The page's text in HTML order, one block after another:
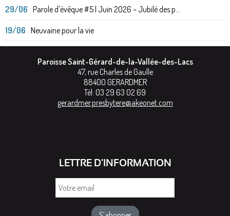
29/06 Parole d'évêque #5 | Juin 2026 – Jubilé des p...
19/06 Neuvaine pour la vie
Paroisse Saint-Gérard-de-la-Vallée-des-Lacs
47, rue Charles de Gaulle
88400 GERARDMER
Tél: 03 29 63 02 69
gerardmer.presbytere@akeonet.com
LETTRE D'INFORMATION